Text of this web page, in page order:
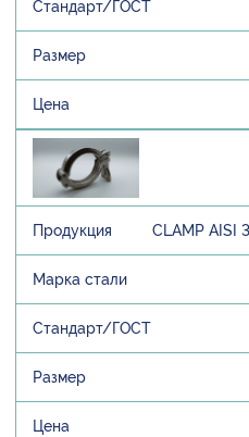
CLAMP AISI